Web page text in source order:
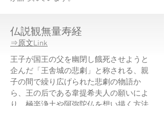
仏説観無量寿経
⇒原文Link
王子が国王の父を幽閉し餓死させようと
企んだ「王舎城の悲劇」と称される、親
子の間で繰り広げられた悲劇の物語か
ら、王の后である韋提希夫人の願いによ
り、極楽浄土や阿弥陀仏を想い描く方法